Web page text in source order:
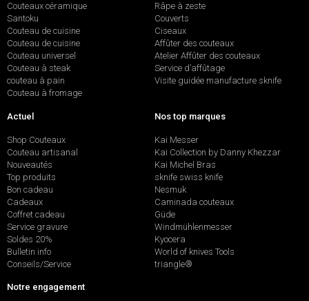
Couteaux céramique
Santoku
Couteau de cuisine
Couteau de cuisine
Couteau universel
Couteau à steak
couteau à pain
Couteau à fromage
Râpe à zeste
Couverts
Ciseaux
Affûter des couteaux
Atelier Affûter des couteaux
Service d’affûtage
Visite guidée manufacture sknife
Actuel
Shop Couteaux
Couteau artisanal
Nouveautés
Top produits
Bon cadeau
Cadeaux
Coffret cadeau
Service gravure
Soldes 20%
Bulletin info
Conseils/Service
Nos top marques
Kai Messer
Kai Collection by Danny Khezzar
Kai Michel Bras
sknife swiss knife
Nesmuk
Caminada couteaux
Güde
Windmühlenmesser
Kyocera
World of knives Tools
triangle®
Notre engagement